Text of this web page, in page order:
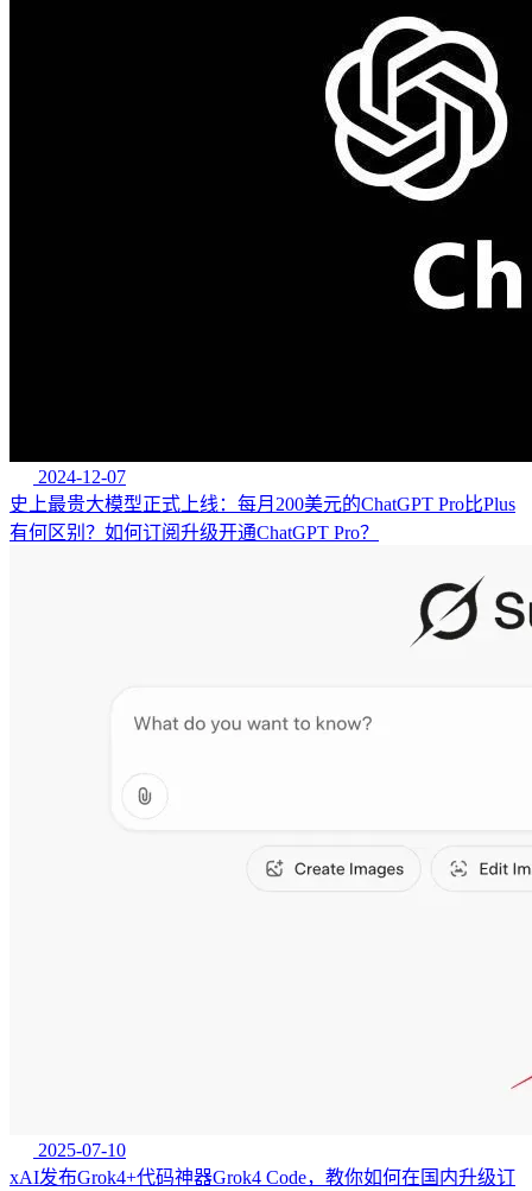
2024-12-07
史上最贵大模型正式上线：每月200美元的ChatGPT Pro比Plus
有何区别？如何订阅升级开通ChatGPT Pro？
2025-07-10
xAI发布Grok4+代码神器Grok4 Code，教你如何在国内升级订